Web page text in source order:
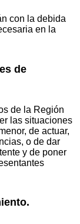
con la debida
en la
de
de la Región
las situaciones
de actuar,
o de dar
y de poner